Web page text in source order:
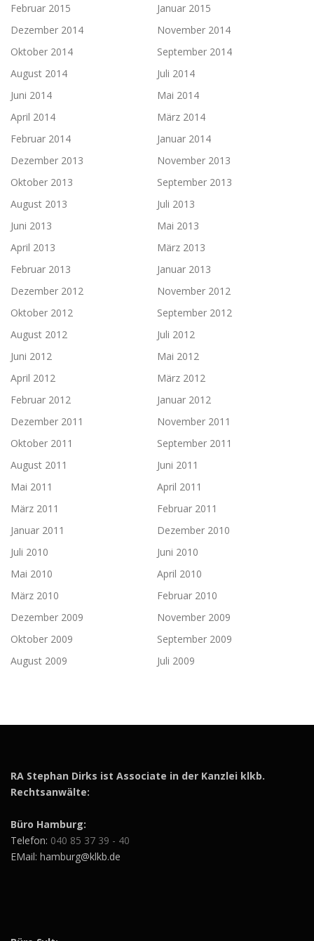
Februar 2015
Januar 2015
Dezember 2014
November 2014
Oktober 2014
September 2014
August 2014
Juli 2014
Juni 2014
Mai 2014
April 2014
März 2014
Februar 2014
Januar 2014
Dezember 2013
November 2013
Oktober 2013
September 2013
August 2013
Juli 2013
Juni 2013
Mai 2013
April 2013
März 2013
Februar 2013
Januar 2013
Dezember 2012
November 2012
Oktober 2012
September 2012
August 2012
Juli 2012
Juni 2012
Mai 2012
April 2012
März 2012
Februar 2012
Januar 2012
Dezember 2011
November 2011
Oktober 2011
September 2011
August 2011
Juni 2011
Mai 2011
April 2011
März 2011
Februar 2011
Januar 2011
Dezember 2010
Juli 2010
Juni 2010
Mai 2010
April 2010
März 2010
Februar 2010
Dezember 2009
November 2009
Oktober 2009
September 2009
August 2009
Juli 2009
RA Stephan Dirks ist Associate in der Kanzlei klkb.
Rechtsanwälte:
Büro Hamburg:
Telefon: 040 85 37 39 - 40
EMail: hamburg@klkb.de